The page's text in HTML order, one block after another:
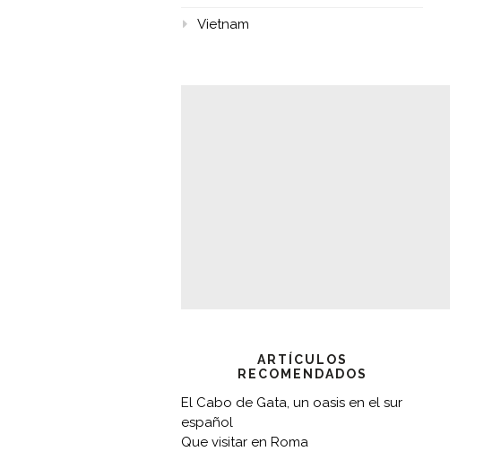
Vietnam
ARTÍCULOS
RECOMENDADOS
El Cabo de Gata, un oasis en el sur
español
Que visitar en Roma